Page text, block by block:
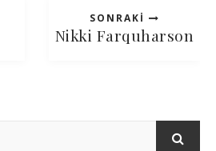
SONRAKI
Nikki Farquharson